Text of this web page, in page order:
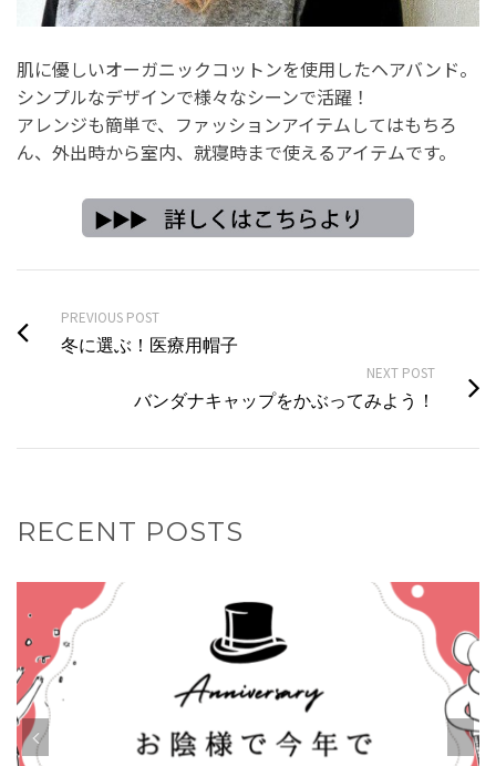
肌に優しいオーガニックコットンを使用したヘアバンド。
シンプルなデザインで様々なシーンで活躍！
アレンジも簡単で、ファッションアイテムしてはもちろ
ん、外出時から室内、就寝時まで使えるアイテムです。
PREVIOUS POST
冬に選ぶ！医療用帽子
NEXT POST
バンダナキャップをかぶってみよう！
RECENT POSTS